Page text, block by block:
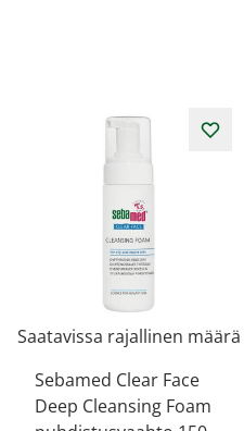
Saatavissa rajallinen määrä
Sebamed Clear Face
Deep Cleansing Foam